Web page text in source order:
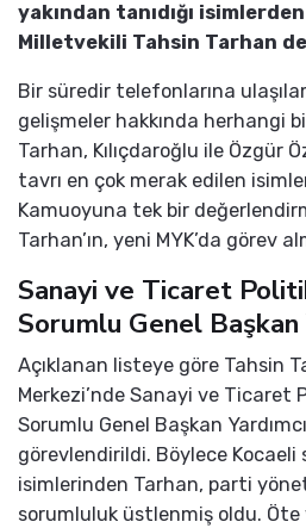
yakından tanıdığı
Milletvekili Tahsin Tarhan
Bir süredir telefonlarına
gelişmeler hakkında herhangi
Tarhan, Kılıçdaroğlu ile Özgür
tavrı en çok merak edilen
Kamuoyuna tek bir
Tarhan’ın, yeni MYK’da görev
Sanayi ve Ticaret
Sorumlu Genel Başkan
Açıklanan listeye göre Tahsin
Merkezi’nde Sanayi ve Ticaret
Sorumlu Genel Başkan
görevlendirildi. Böylece
isimlerinden Tarhan, parti
sorumluluk üstlenmiş oldu. Öte